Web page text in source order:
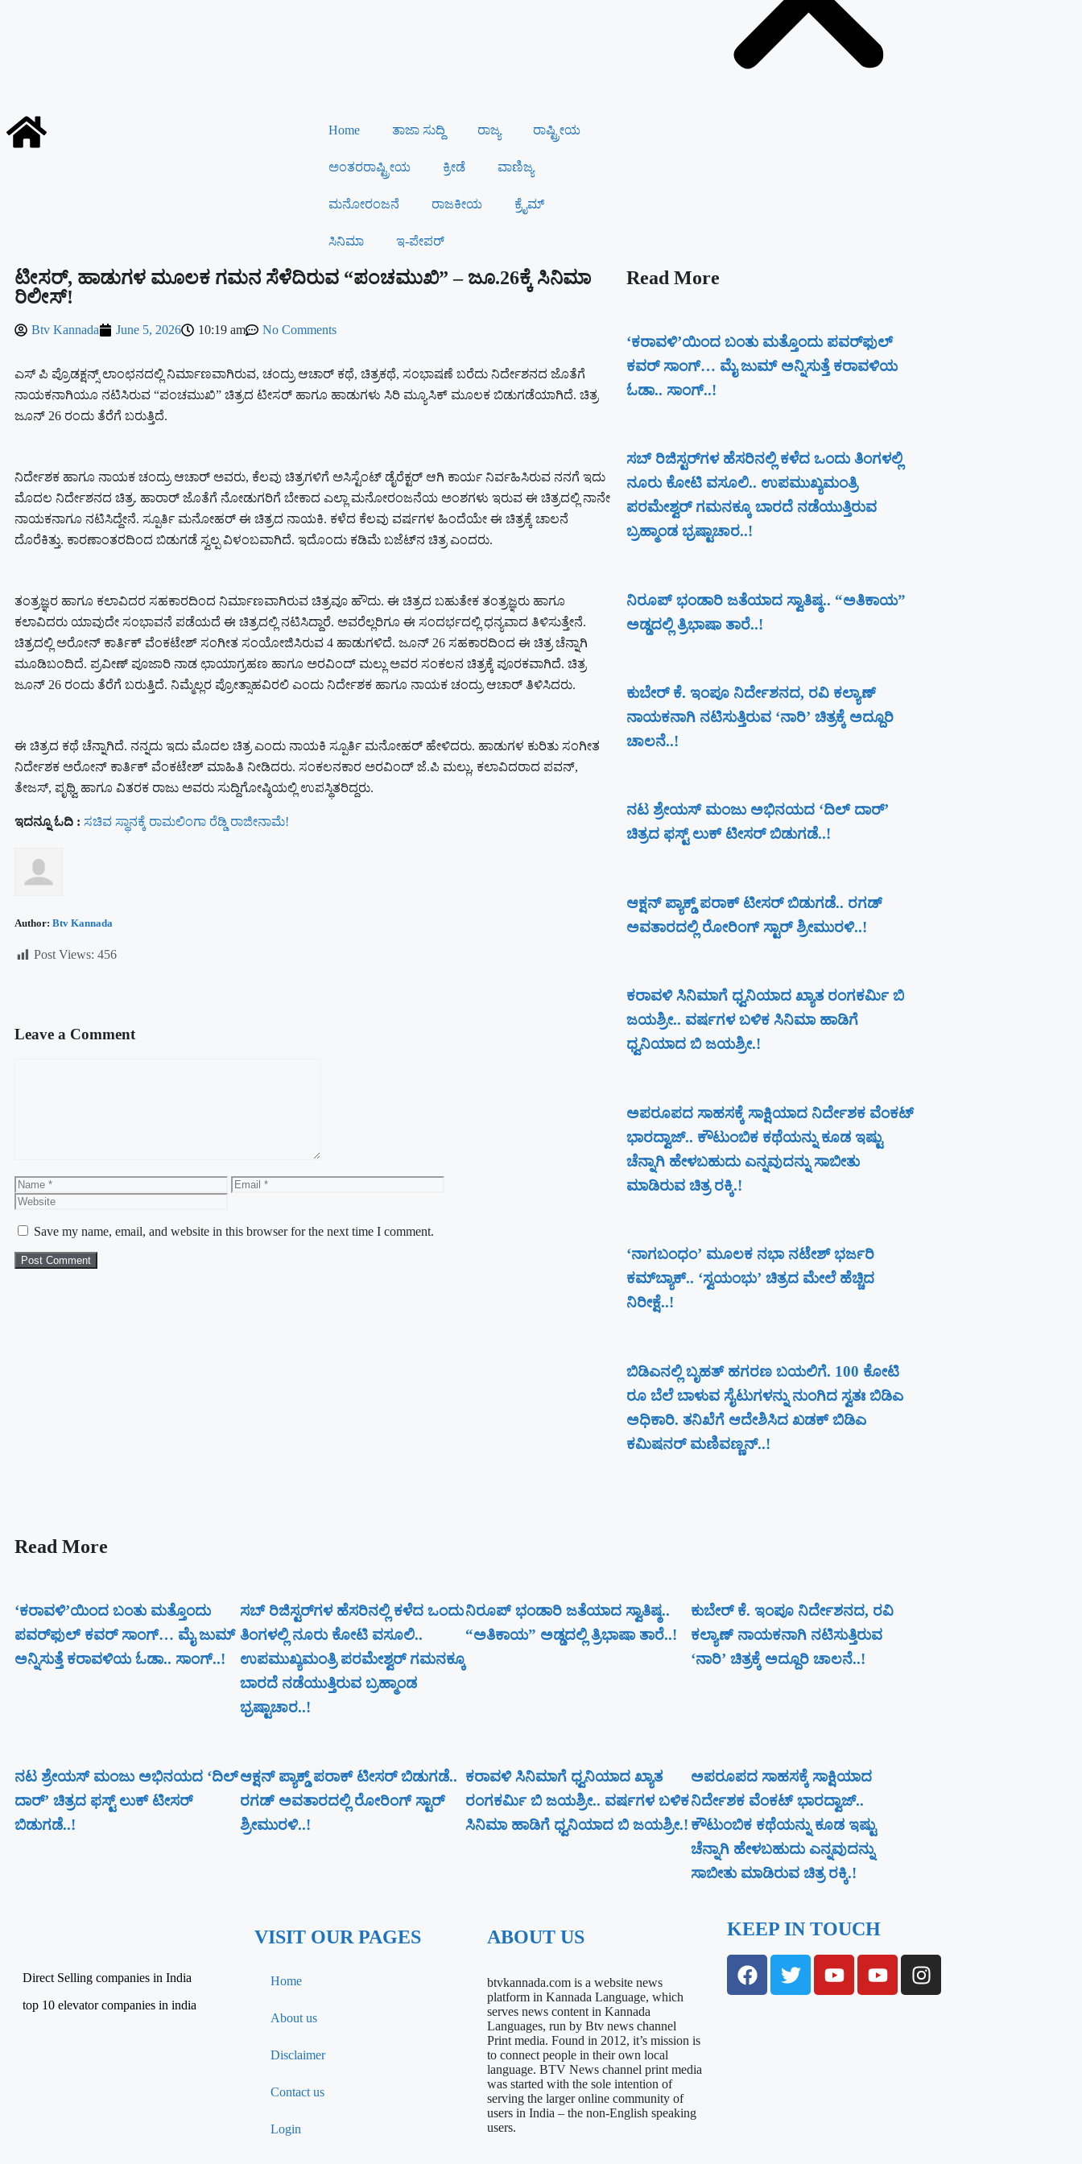
Home ತಾಜಾ ಸುದ್ದಿ ರಾಜ್ಯ ರಾಷ್ಟ್ರೀಯ
ಅಂತರರಾಷ್ಟ್ರೀಯ ಕ್ರೀಡೆ ವಾಣಿಜ್ಯ
ಮನೋರಂಜನೆ ರಾಜಕೀಯ ಕ್ರೈಮ್
ಸಿನಿಮಾ ಇ-ಪೇಪರ್
ಟೀಸರ್, ಹಾಡುಗಳ ಮೂಲಕ ಗಮನ ಸೆಳೆದಿರುವ “ಪಂಚಮುಖಿ” – ಜೂ.26ಕ್ಕೆ ಸಿನಿಮಾ
ರಿಲೀಸ್!
Btv Kannada June 5, 2026 10:19 am No Comments
ಎಸ್ ಪಿ ಪ್ರೊಡಕ್ಷನ್ಸ್ ಲಾಂಛನದಲ್ಲಿ ನಿರ್ಮಾಣವಾಗಿರುವ, ಚಂದ್ರು ಆಚಾರ್ ಕಥೆ, ಚಿತ್ರಕಥೆ, ಸಂಭಾಷಣೆ ಬರೆದು ನಿರ್ದೇಶನದ ಜೊತೆಗೆ
ನಾಯಕನಾಗಿಯೂ ನಟಿಸಿರುವ “ಪಂಚಮುಖಿ” ಚಿತ್ರದ ಟೀಸರ್ ಹಾಗೂ ಹಾಡುಗಳು ಸಿರಿ ಮ್ಯೂಸಿಕ್ ಮೂಲಕ ಬಿಡುಗಡೆಯಾಗಿದೆ. ಚಿತ್ರ
ಜೂನ್ 26 ರಂದು ತೆರೆಗೆ ಬರುತ್ತಿದೆ.
ನಿರ್ದೇಶಕ ಹಾಗೂ ನಾಯಕ ಚಂದ್ರು ಆಚಾರ್ ಅವರು, ಕೆಲವು ಚಿತ್ರಗಳಿಗೆ ಅಸಿಸ್ಟೆಂಟ್ ಡೈರೆಕ್ಟರ್ ಆಗಿ ಕಾರ್ಯ ನಿರ್ವಹಿಸಿರುವ ನನಗೆ ಇದು
ಮೊದಲ ನಿರ್ದೇಶನದ ಚಿತ್ರ. ಹಾರಾರ್ ಜೊತೆಗೆ ನೋಡುಗರಿಗೆ ಬೇಕಾದ ಎಲ್ಲಾ ಮನೋರಂಜನೆಯ ಅಂಶಗಳು ಇರುವ ಈ ಚಿತ್ರದಲ್ಲಿ ನಾನೇ
ನಾಯಕನಾಗೂ ನಟಿಸಿದ್ದೇನೆ. ಸ್ಪೂರ್ತಿ ಮನೋಹರ್ ಈ ಚಿತ್ರದ ನಾಯಕಿ. ಕಳೆದ ಕೆಲವು ವರ್ಷಗಳ ಹಿಂದೆಯೇ ಈ ಚಿತ್ರಕ್ಕೆ ಚಾಲನೆ
ದೊರೆಕಿತ್ತು. ಕಾರಣಾಂತರದಿಂದ ಬಿಡುಗಡೆ ಸ್ವಲ್ಪ ವಿಳಂಬವಾಗಿದೆ. ಇದೊಂದು ಕಡಿಮೆ ಬಜೆಟ್​ನ ಚಿತ್ರ ಎಂದರು.
ತಂತ್ರಜ್ಞರ ಹಾಗೂ ಕಲಾವಿದರ ಸಹಕಾರದಿಂದ ನಿರ್ಮಾಣವಾಗಿರುವ ಚಿತ್ರವೂ ಹೌದು. ಈ ಚಿತ್ರದ ಬಹುತೇಕ ತಂತ್ರಜ್ಞರು ಹಾಗೂ
ಕಲಾವಿದರು ಯಾವುದೇ ಸಂಭಾವನೆ ಪಡೆಯದೆ ಈ ಚಿತ್ರದಲ್ಲಿ ನಟಿಸಿದ್ದಾರೆ. ಅವರೆಲ್ಲರಿಗೂ ಈ ಸಂದರ್ಭದಲ್ಲಿ ಧನ್ಯವಾದ ತಿಳಿಸುತ್ತೇನೆ.
ಚಿತ್ರದಲ್ಲಿ ಅರೋನ್ ಕಾರ್ತಿಕ್ ವೆಂಕಟೇಶ್ ಸಂಗೀತ ಸಂಯೋಜಿಸಿರುವ 4 ಹಾಡುಗಳಿದೆ. ಜೂನ್ 26 ಸಹಕಾರದಿಂದ ಈ ಚಿತ್ರ ಚೆನ್ನಾಗಿ
ಮೂಡಿಬಂದಿದೆ. ಪ್ರವೀಣ್ ಪೂಜಾರಿ ನಾಡ ಛಾಯಾಗ್ರಹಣ ಹಾಗೂ ಅರವಿಂದ್ ಮಲ್ಲು ಅವರ ಸಂಕಲನ ಚಿತ್ರಕ್ಕೆ ಪೂರಕವಾಗಿದೆ‌. ಚಿತ್ರ
ಜೂನ್ 26 ರಂದು ತೆರೆಗೆ ಬರುತ್ತಿದೆ. ನಿಮ್ಮೆಲ್ಲರ ಪ್ರೋತ್ಸಾಹವಿರಲಿ ಎಂದು ನಿರ್ದೇಶಕ ಹಾಗೂ ನಾಯಕ ಚಂದ್ರು ಆಚಾರ್ ತಿಳಿಸಿದರು. ‌‌‌ ‌
ಈ ಚಿತ್ರದ ಕಥೆ ಚೆನ್ನಾಗಿದೆ. ನನ್ನದು ಇದು ಮೊದಲ ಚಿತ್ರ ಎಂದು ನಾಯಕಿ ಸ್ಪೂರ್ತಿ ಮನೋಹರ್ ಹೇಳಿದರು. ಹಾಡುಗಳ ಕುರಿತು ಸಂಗೀತ
ನಿರ್ದೇಶಕ ಅರೋನ್ ಕಾರ್ತಿಕ್ ವೆಂಕಟೇಶ್ ಮಾಹಿತಿ ನೀಡಿದರು. ಸಂಕಲನಕಾರ ಅರವಿಂದ್ ಜೆ.ಪಿ ಮಲ್ಲು, ಕಲಾವಿದರಾದ ಪವನ್,
ತೇಜಸ್, ಪೃಥ್ವಿ ಹಾಗೂ ವಿತರಕ ರಾಜು ಅವರು ಸುದ್ದಿಗೋಷ್ಠಿಯಲ್ಲಿ ಉಪಸ್ಥಿತರಿದ್ದರು.
ಇದನ್ನೂ ಓದಿ : ಸಚಿವ ಸ್ಥಾನಕ್ಕೆ ರಾಮಲಿಂಗಾ ರೆಡ್ಡಿ ರಾಜೀನಾಮೆ!
Author: Btv Kannada
Post Views: 456
Leave a Comment
Save my name, email, and website in this browser for the next time I comment.
Read More
‘ಕರಾವಳಿ’ಯಿಂದ ಬಂತು ಮತ್ತೊಂದು ಪವರ್‌ಫುಲ್
ಕವರ್ ಸಾಂಗ್… ಮೈ ಜುಮ್ ಅನ್ನಿಸುತ್ತೆ ಕರಾವಳಿಯ
ಓಡಾ.. ಸಾಂಗ್‌..!
ಸಬ್ ರಿಜಿಸ್ಟರ್​ಗಳ ಹೆಸರಿನಲ್ಲಿ ಕಳೆದ ಒಂದು ತಿಂಗಳಲ್ಲಿ
ನೂರು ಕೋಟಿ ವಸೂಲಿ.. ಉಪಮುಖ್ಯಮಂತ್ರಿ
ಪರಮೇಶ್ವರ್​ ಗಮನಕ್ಕೂ ಬಾರದೆ ನಡೆಯುತ್ತಿರುವ
ಬ್ರಹ್ಮಾಂಡ ಭ್ರಷ್ಟಾಚಾರ..!
ನಿರೂಪ್ ಭಂಡಾರಿ ಜತೆಯಾದ ಸ್ವಾತಿಷ್ಠ.. “ಅತಿಕಾಯ”
ಅಡ್ಡದಲ್ಲಿ ತ್ರಿಭಾಷಾ ತಾರೆ..!
ಕುಬೇರ್ ಕೆ. ಇಂಪೂ ನಿರ್ದೇಶನದ, ರವಿ ಕಲ್ಯಾಣ್‍
ನಾಯಕನಾಗಿ ನಟಿಸುತ್ತಿರುವ ‘ನಾರಿ’ ಚಿತ್ರಕ್ಕೆ ಅದ್ದೂರಿ
ಚಾಲನೆ..!
ನಟ ಶ್ರೇಯಸ್ ಮಂಜು ಅಭಿನಯದ ‘ದಿಲ್ ದಾರ್’
ಚಿತ್ರದ ಫಸ್ಟ್ ಲುಕ್ ಟೀಸರ್ ಬಿಡುಗಡೆ..!
ಆಕ್ಷನ್ ಪ್ಯಾಕ್ಡ್ ಪರಾಕ್ ಟೀಸರ್ ಬಿಡುಗಡೆ.. ರಗಡ್
ಅವತಾರದಲ್ಲಿ ರೋರಿಂಗ್ ಸ್ಟಾರ್ ಶ್ರೀಮುರಳಿ..!
ಕರಾವಳಿ ಸಿನಿಮಾಗೆ ಧ್ವನಿಯಾದ ಖ್ಯಾತ ರಂಗಕರ್ಮಿ ಬಿ
ಜಯಶ್ರೀ.. ವರ್ಷಗಳ ಬಳಿಕ ಸಿನಿಮಾ ಹಾಡಿಗೆ
ಧ್ವನಿಯಾದ ಬಿ ಜಯಶ್ರೀ.!
ಅಪರೂಪದ ಸಾಹಸಕ್ಕೆ ಸಾಕ್ಷಿಯಾದ ನಿರ್ದೇಶಕ ವೆಂಕಟ್
ಭಾರದ್ವಾಜ್.. ಕೌಟುಂಬಿಕ ಕಥೆಯನ್ನು ಕೂಡ ಇಷ್ಟು
ಚೆನ್ನಾಗಿ ಹೇಳಬಹುದು ಎನ್ನವುದನ್ನು ಸಾಬೀತು
ಮಾಡಿರುವ ಚಿತ್ರ ರಕ್ಕಿ.!
‘ನಾಗಬಂಧಂ’ ಮೂಲಕ ನಭಾ ನಟೇಶ್ ಭರ್ಜರಿ
ಕಮ್‌ಬ್ಯಾಕ್.. ‘ಸ್ವಯಂಭು’ ಚಿತ್ರದ ಮೇಲೆ ಹೆಚ್ಚಿದ
ನಿರೀಕ್ಷೆ..!
ಬಿಡಿಎನಲ್ಲಿ ಬೃಹತ್ ಹಗರಣ ಬಯಲಿಗೆ. 100 ಕೋಟಿ
ರೂ ಬೆಲೆ ಬಾಳುವ ಸೈಟುಗಳನ್ನು ನುಂಗಿದ ಸ್ವತಃ ಬಿಡಿಎ
ಅಧಿಕಾರಿ. ತನಿಖೆಗೆ ಆದೇಶಿಸಿದ ಖಡಕ್ ಬಿಡಿಎ
ಕಮಿಷನರ್ ಮಣಿವಣ್ಣನ್​​..!
Read More
‘ಕರಾವಳಿ’ಯಿಂದ ಬಂತು ಮತ್ತೊಂದು
ಪವರ್‌ಫುಲ್ ಕವರ್ ಸಾಂಗ್… ಮೈ ಜುಮ್
ಅನ್ನಿಸುತ್ತೆ ಕರಾವಳಿಯ ಓಡಾ.. ಸಾಂಗ್‌..!
ಸಬ್ ರಿಜಿಸ್ಟರ್​ಗಳ ಹೆಸರಿನಲ್ಲಿ ಕಳೆದ ಒಂದು
ತಿಂಗಳಲ್ಲಿ ನೂರು ಕೋಟಿ ವಸೂಲಿ..
ಉಪಮುಖ್ಯಮಂತ್ರಿ ಪರಮೇಶ್ವರ್​ ಗಮನಕ್ಕೂ
ಬಾರದೆ ನಡೆಯುತ್ತಿರುವ ಬ್ರಹ್ಮಾಂಡ
ಭ್ರಷ್ಟಾಚಾರ..!
ನಿರೂಪ್ ಭಂಡಾರಿ ಜತೆಯಾದ ಸ್ವಾತಿಷ್ಠ..
“ಅತಿಕಾಯ” ಅಡ್ಡದಲ್ಲಿ ತ್ರಿಭಾಷಾ ತಾರೆ..!
ಕುಬೇರ್ ಕೆ. ಇಂಪೂ ನಿರ್ದೇಶನದ, ರವಿ
ಕಲ್ಯಾಣ್‍ ನಾಯಕನಾಗಿ ನಟಿಸುತ್ತಿರುವ
‘ನಾರಿ’ ಚಿತ್ರಕ್ಕೆ ಅದ್ದೂರಿ ಚಾಲನೆ..!
ನಟ ಶ್ರೇಯಸ್ ಮಂಜು ಅಭಿನಯದ ‘ದಿಲ್
ದಾರ್’ ಚಿತ್ರದ ಫಸ್ಟ್ ಲುಕ್ ಟೀಸರ್
ಬಿಡುಗಡೆ..!
ಆಕ್ಷನ್ ಪ್ಯಾಕ್ಡ್ ಪರಾಕ್ ಟೀಸರ್ ಬಿಡುಗಡೆ..
ರಗಡ್ ಅವತಾರದಲ್ಲಿ ರೋರಿಂಗ್ ಸ್ಟಾರ್
ಶ್ರೀಮುರಳಿ..!
ಕರಾವಳಿ ಸಿನಿಮಾಗೆ ಧ್ವನಿಯಾದ ಖ್ಯಾತ
ರಂಗಕರ್ಮಿ ಬಿ ಜಯಶ್ರೀ.. ವರ್ಷಗಳ ಬಳಿಕ
ಸಿನಿಮಾ ಹಾಡಿಗೆ ಧ್ವನಿಯಾದ ಬಿ ಜಯಶ್ರೀ.!
ಅಪರೂಪದ ಸಾಹಸಕ್ಕೆ ಸಾಕ್ಷಿಯಾದ
ನಿರ್ದೇಶಕ ವೆಂಕಟ್ ಭಾರದ್ವಾಜ್..
ಕೌಟುಂಬಿಕ ಕಥೆಯನ್ನು ಕೂಡ ಇಷ್ಟು
ಚೆನ್ನಾಗಿ ಹೇಳಬಹುದು ಎನ್ನವುದನ್ನು
ಸಾಬೀತು ಮಾಡಿರುವ ಚಿತ್ರ ರಕ್ಕಿ.!
Direct Selling companies in India
top 10 elevator companies in india
VISIT OUR PAGES
Home
About us
Disclaimer
Contact us
Login
ABOUT US
btvkannada.com is a website news
platform in Kannada Language, which
serves news content in Kannada
Languages, run by Btv news channel
Print media. Found in 2012, it’s mission is
to connect people in their own local
language. BTV News channel print media
was started with the sole intention of
serving the larger online community of
users in India – the non-English speaking
users.
KEEP IN TOUCH